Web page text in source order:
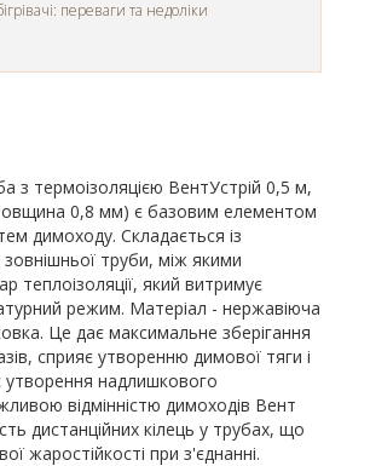
переваги та недоліки
з термоізоляцією ВентУстрій 0,5 м,
0,8 мм) є базовим елементом
димоходу. Складається із
зовнішньої труби, між якими
теплоізоляції, який витримує
режим. Матеріал - нержавіюча
Це дає максимальне зберігання
сприяє утворенню димової тяги і
надлишкового
відмінністю димоходів Вент
дистанційних кілець у трубах, що
жаростійкості при з'єднанні.